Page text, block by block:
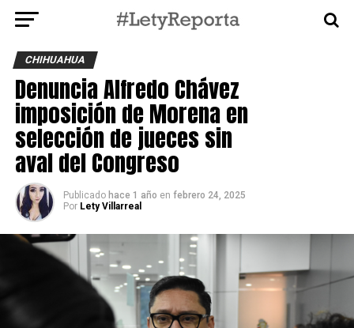
CHIHUAHUA
Denuncia Alfredo Chávez
imposición de Morena en
selección de jueces sin
aval del Congreso
Publicado hace 1 año en febrero 24, 2025
Por Lety Villarreal